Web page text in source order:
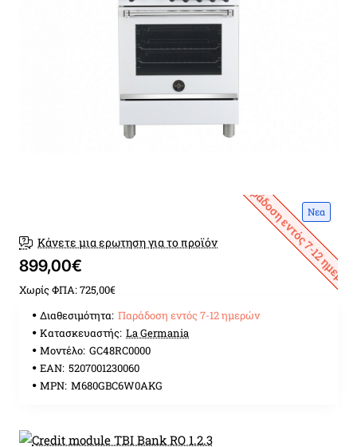
Νεα
Παράδοση εντός 7-12
Κάνετε μια ερωτηση για το προϊόν
899,00€
Χωρίς ΦΠΑ: 725,00€
Διαθεσιμότητα: Παράδοση εντός 7-12 ημερών
Κατασκευαστής: La Germania
Μοντέλο: GC48RC0000
EAN: 5207001230060
MPN: M680GBC6W0AKG